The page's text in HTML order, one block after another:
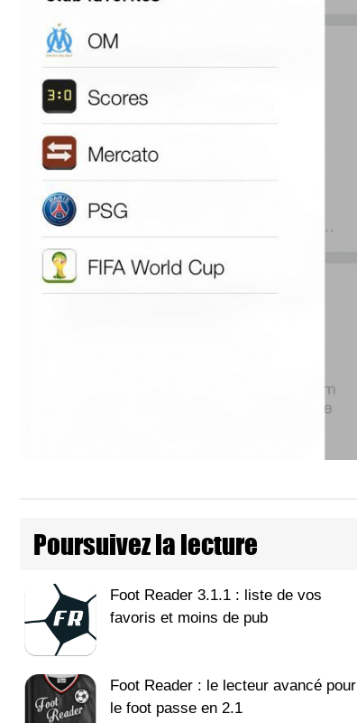
Poursuivez la lecture
Foot Reader 3.1.1 : liste de vos
favoris et moins de pub
Foot Reader : le lecteur avancé pour
le foot passe en 2.1